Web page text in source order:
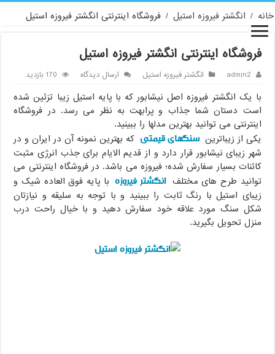
خانه / انگشتر فیروزه استیل / فروشگاه اینترنتی انگشتر فیروزه استیل
فروشگاه اینترنتی انگشتر فیروزه استیل
admin2 انگشتر فیروزه استیل ارسال دیدگاه 170 بازدید
با یک انگشتر فیروزه اصل نیشابور که با پایه استیل زیبا تزئین شده
است دستان شما جذاب و پرابهت به نظر می رسد. در فروشگاه
اینترنتی می توانید بهترین مدلها را ببینید.
یکی از زیباترین سنگهای قیمتی که بهترین نمونه آن در ایران و در
شهر زیبای نیشابور قرار دارد و از قدیم الایام برای جذب انرژی مثبت
کائنات بسیار سفارش شده؛ فیروزه می باشد. در فروشگاه اینترنتی می
توانید طرح های مختلف انگشتر فیروزه با پایه فوق العاده شیک و
زیبای استیل با رنگ ثابت را ببینید و با توجه به سلیقه و نیازتان
شکل سنگ مورد علاقه خود سفارش دهید و با خیال راحت درب
منزل تحویل بگیرید.